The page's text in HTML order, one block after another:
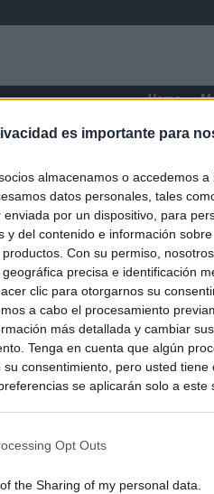
es importante para
almacenamos o accedemos
datos personales, tales
por un dispositivo, para
y del contenido e información
Con su permiso,
precisa e identificación
clic para otorgarnos su
a cabo el procesamiento
más detallada y cambiar
Tenga en cuenta que algún
consentimiento, pero usted
se aplicarán solo a este
Opt Outs
the Sharing of my personal data.
Home
Cali